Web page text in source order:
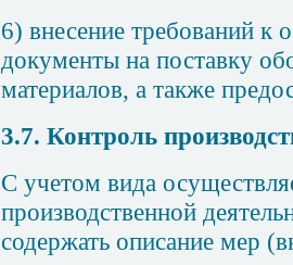
6) внесение требований к
документы на поставку
материалов, а также
3.7. Контроль
С учетом вида
производственной
содержать описание мер